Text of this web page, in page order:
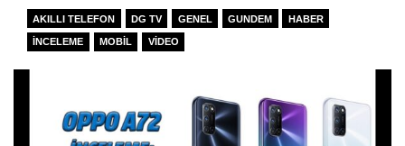
AKILLI TELEFON DG TV GENEL GUNDEM HABER
İNCELEME MOBIL VIDEO